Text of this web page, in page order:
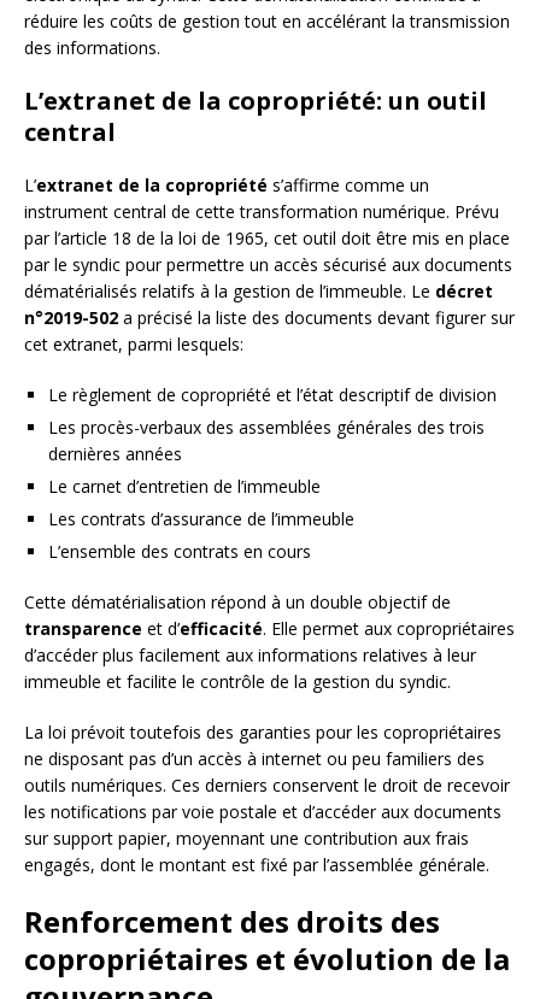
réduire les coûts de gestion tout en accélérant la transmission
des informations.
L’extranet de la copropriété: un outil
central
L’extranet de la copropriété s’affirme comme un
instrument central de cette transformation numérique. Prévu
par l’article 18 de la loi de 1965, cet outil doit être mis en place
par le syndic pour permettre un accès sécurisé aux documents
dématérialisés relatifs à la gestion de l’immeuble. Le décret
n°2019-502 a précisé la liste des documents devant figurer sur
cet extranet, parmi lesquels:
Le règlement de copropriété et l’état descriptif de division
Les procès-verbaux des assemblées générales des trois
dernières années
Le carnet d’entretien de l’immeuble
Les contrats d’assurance de l’immeuble
L’ensemble des contrats en cours
Cette dématérialisation répond à un double objectif de
transparence et d’efficacité. Elle permet aux copropriétaires
d’accéder plus facilement aux informations relatives à leur
immeuble et facilite le contrôle de la gestion du syndic.
La loi prévoit toutefois des garanties pour les copropriétaires
ne disposant pas d’un accès à internet ou peu familiers des
outils numériques. Ces derniers conservent le droit de recevoir
les notifications par voie postale et d’accéder aux documents
sur support papier, moyennant une contribution aux frais
engagés, dont le montant est fixé par l’assemblée générale.
Renforcement des droits des
copropriétaires et évolution de la